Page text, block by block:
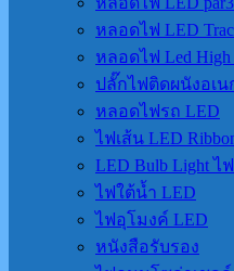
หลอดไฟ LED
หลอดไฟ Led High
ปลั๊กไฟติดผนังอเน
หลอดไฟรถ LED
ไฟเส้น LED
LED Bulb Light ไ
ไฟใต้น้ำ LED
ไฟอุโมงค์ LED
หนังสือรับรอง